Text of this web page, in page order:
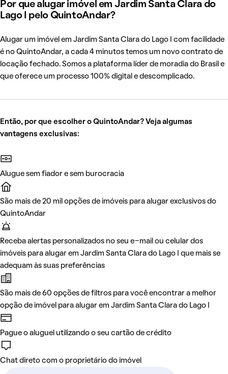
Por que alugar imóvel em Jardim Santa Clara do
Lago I pelo QuintoAndar?
Alugar um imóvel em Jardim Santa Clara do Lago I com facilidade
é no QuintoAndar, a cada 4 minutos temos um novo contrato de
locação fechado. Somos a plataforma líder de moradia do Brasil e
que oferece um processo 100% digital e descomplicado.
Então, por que escolher o QuintoAndar? Veja algumas
vantagens exclusivas:
Alugue sem fiador e sem burocracia
São mais de 20 mil opções de imóveis para alugar exclusivos do
QuintoAndar
Receba alertas personalizados no seu e-mail ou celular dos
imóveis para alugar em Jardim Santa Clara do Lago I que mais se
adequam às suas preferências
São mais de 60 opções de filtros para você encontrar a melhor
opção de imóvel para alugar em Jardim Santa Clara do Lago I
Pague o aluguel utilizando o seu cartão de crédito
Chat direto com o proprietário do imóvel